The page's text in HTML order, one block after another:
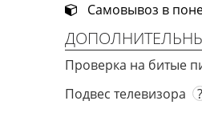
Самовывоз в
Проверка на битые
Подвес телевизора
?